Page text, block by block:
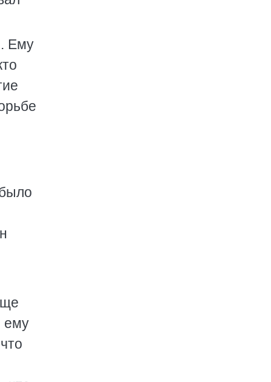
Ему
ему